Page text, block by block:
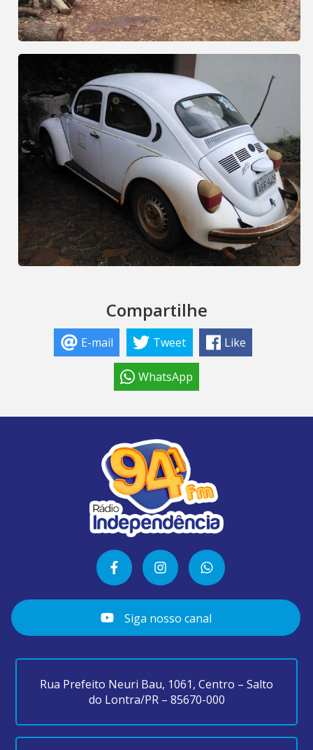
Compartilhe
E-mail Tweet Like
WhatsApp
Siga nosso canal
Rua Prefeito Neuri Bau, 1061, Centro – Salto
do Lontra/PR – 85670-000